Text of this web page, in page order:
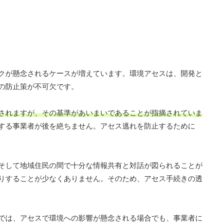
懸念されるケースが増えています。環境アセスは、開発と
止策が不可欠です。
ますが、その基準があいまいであることが指摘されていま
事業者が後を絶ちません。アセス逃れを防止するために
して地域住民の間で十分な情報共有と対話が図られることが
ることが少なくありません。そのため、アセス手続きの透
は、アセスで環境への影響が懸念される場合でも、事業者に